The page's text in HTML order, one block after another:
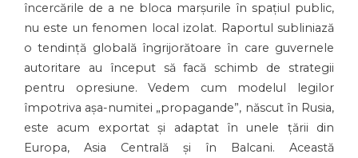
încercările de a ne bloca marșurile în spațiul public,
nu este un fenomen local izolat. Raportul subliniază
o tendință globală îngrijorătoare în care guvernele
autoritare au început să facă schimb de strategii
pentru opresiune. Vedem cum modelul legilor
împotriva așa-numitei „propagande”, născut în Rusia,
este acum exportat și adaptat în unele țării din
Europa, Asia Centrală și în Balcani. Această